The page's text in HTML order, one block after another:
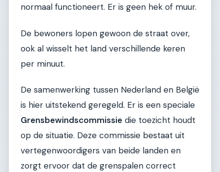
normaal functioneert. Er is geen hek of muur.
De bewoners lopen gewoon de straat over,
ook al wisselt het land verschillende keren
per minuut.
De samenwerking tussen Nederland en België
is hier uitstekend geregeld. Er is een speciale
Grensbewindscommissie die toezicht houdt
op de situatie. Deze commissie bestaat uit
vertegenwoordigers van beide landen en
zorgt ervoor dat de grenspalen correct